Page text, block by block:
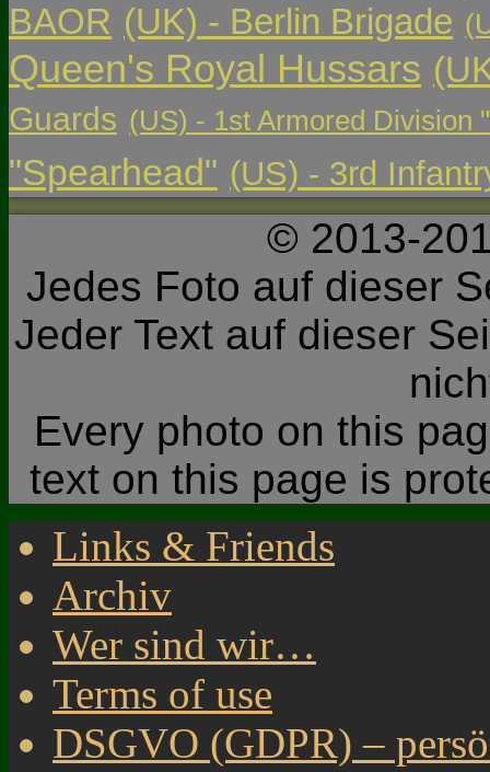
BAOR (UK) - Berlin Brigade
Queen's Royal Hussars
Guards (US) - 1st Armored Division
"Spearhead" (US) - 3rd
© 2013-
Jedes Foto auf dieser
Jeder Text auf dieser
Every photo on this
text on this page is
Links & Friends
Archiv
Wer sind wir…
Terms of use
DSGVO (GDPR) –